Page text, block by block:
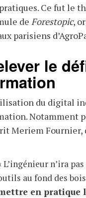
Ce fut le
de Forestopic,
parisiens
le
du digital
Notamment
Meriem Fournier,
L’ingénieur n’ira
au fond des
en pratique